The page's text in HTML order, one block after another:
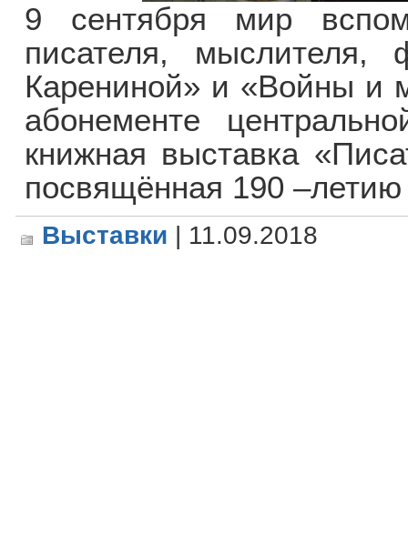
9 сентября мир
писателя, мыслителя,
Карениной» и «Войны и
абонементе
книжная выставка
посвящённая 190
Выставки | 11.09.2018